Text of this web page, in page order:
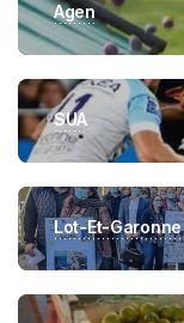
Agen
SUA
Lot-Et-Garonne